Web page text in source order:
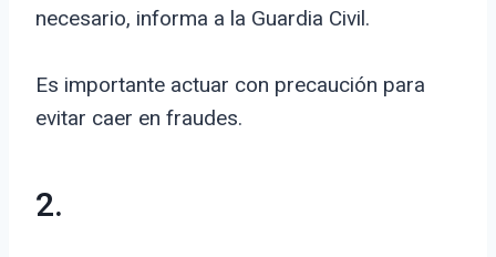
necesario, informa a la Guardia Civil.
Es importante actuar con precaución para
evitar caer en fraudes.
2.